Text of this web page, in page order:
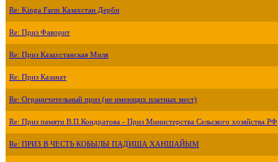
Re: Kinga Farm Казахстан Дерби
Re: Приз Фаворит
Re: Приз Казахстанская Миля
Re: Приз Казанат
Re: Ограничительный приз (не имеющих платных мест)
Re: Приз памяти В.П.Кондратова - Приз Министерства Сельского хозяйства РФ
Re: ПРИЗ В ЧЕСТЬ КОБЫЛЫ ПАДИША ХАНШАЙЫМ